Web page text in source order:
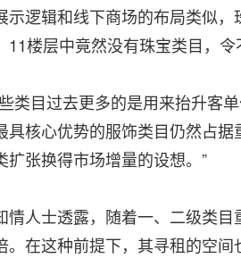
示逻辑和线下商场的布局类似
11楼层中竟然没有珠宝类目，
类目过去更多的是用来抬升客
具核心优势的服饰类目仍然占
扩张换得市场增量的设想。”
情人士透露，随着一、二级类
。在这种前提下，其寻租的空